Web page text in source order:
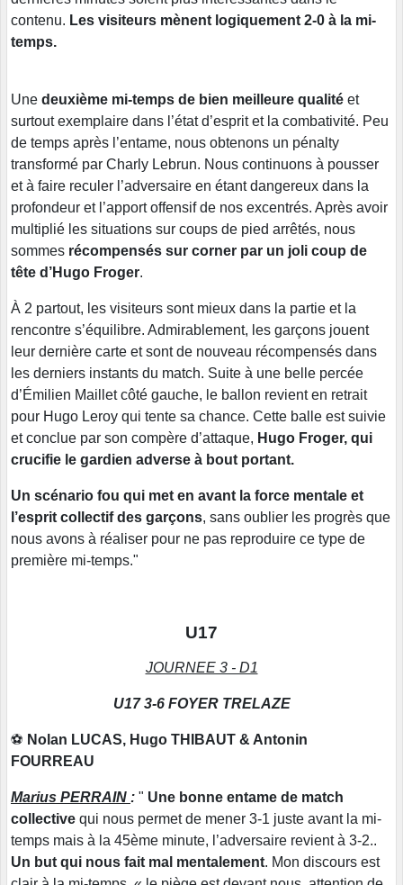
contenu. Les visiteurs mènent logiquement 2-0 à la mi-
temps.
Une deuxième mi-temps de bien meilleure qualité et
surtout exemplaire dans l’état d’esprit et la combativité. Peu
de temps après l’entame, nous obtenons un pénalty
transformé par Charly Lebrun. Nous continuons à pousser
et à faire reculer l’adversaire en étant dangereux dans la
profondeur et l’apport offensif de nos excentrés. Après avoir
multiplié les situations sur coups de pied arrêtés, nous
sommes récompensés sur corner par un joli coup de
tête d’Hugo Froger.
À 2 partout, les visiteurs sont mieux dans la partie et la
rencontre s’équilibre. Admirablement, les garçons jouent
leur dernière carte et sont de nouveau récompensés dans
les derniers instants du match. Suite à une belle percée
d’Émilien Maillet côté gauche, le ballon revient en retrait
pour Hugo Leroy qui tente sa chance. Cette balle est suivie
et conclue par son compère d’attaque, Hugo Froger, qui
crucifie le gardien adverse à bout portant.
Un scénario fou qui met en avant la force mentale et
l’esprit collectif des garçons, sans oublier les progrès que
nous avons à réaliser pour ne pas reproduire ce type de
première mi-temps."
U17
JOURNEE 3 - D1
U17 3-6 FOYER TRELAZE
⚽ Nolan LUCAS, Hugo THIBAUT & Antonin
FOURREAU
Marius PERRAIN : " Une bonne entame de match
collective qui nous permet de mener 3-1 juste avant la mi-
temps mais à la 45ème minute, l’adversaire revient à 3-2..
Un but qui nous fait mal mentalement. Mon discours est